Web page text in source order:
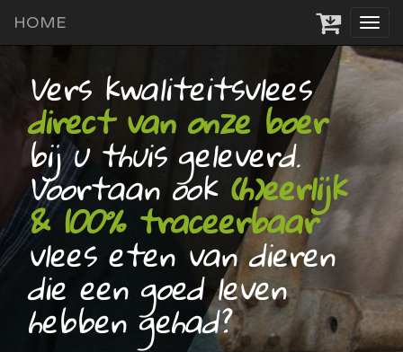
HOME
Vers kwaliteitsvlees
direct van onze boer
bij u thuis geleverd.
Voortaan ook(h)eerlijk
& 100% traceerbaar
vlees eten van dieren
die een goed leven
hebben gehad?